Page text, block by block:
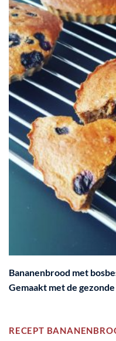
Bananenbrood met
Gemaakt met de
RECEPT